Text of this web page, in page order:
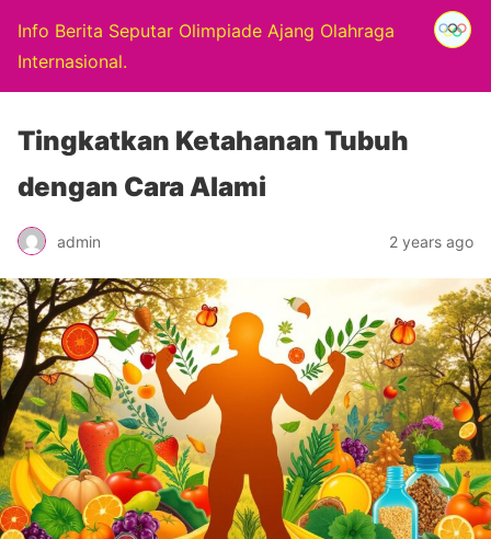
Info Berita Seputar Olimpiade Ajang Olahraga
Internasional.
Tingkatkan Ketahanan Tubuh
dengan Cara Alami
admin 2 years ago